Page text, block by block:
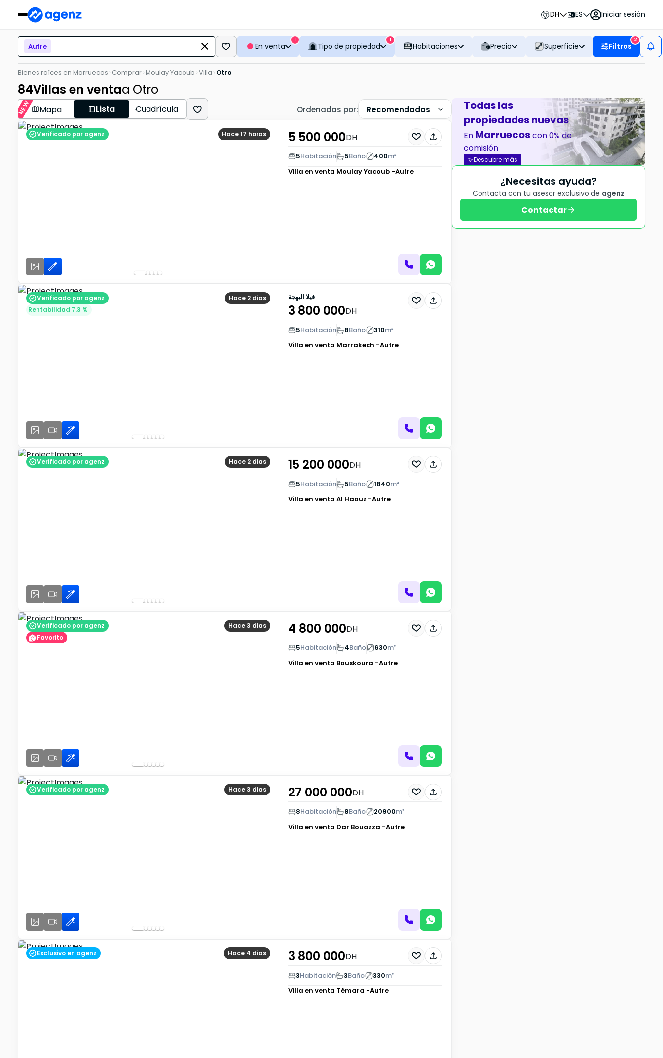
DH ES Iniciar sesión
Autre En venta
1
Tipo de propiedad
1
Habitaciones Precio Superficie Filtros
2
Bienes raíces en Marruecos Comprar Moulay Yacoub Villa Otro
84Villas en ventaa Otro
NEW Mapa Lista Cuadrícula Ordenadas por: Recomendadas
Hace 17 horas
Verificado por agenz 5 500 000DH
5Habitación 5Baño 400m²
Villa en venta Moulay Yacoub -Autre
Hace 2 días
Verificado por agenz
Rentabilidad 7.3 %
فيلا البهجة
3 800 000DH
5Habitación 8Baño 310m²
Villa en venta Marrakech -Autre
Hace 2 días
Verificado por agenz 15 200 000DH
5Habitación 5Baño 1840m²
Villa en venta Al Haouz -Autre
Hace 3 días
Verificado por agenz
Favorito
4 800 000DH
5Habitación 4Baño 630m²
Villa en venta Bouskoura -Autre
Hace 3 días
Verificado por agenz 27 000 000DH
8Habitación 8Baño 20900m²
Villa en venta Dar Bouazza -Autre
Hace 4 días
Exclusivo en agenz 3 800 000DH
3Habitación 3Baño 330m²
Villa en venta Témara -Autre
Todas las
propiedades nuevas
En Marruecoscon 0% de
comisión
Descubre más
¿Necesitas ayuda?
Contacta con tu asesor exclusivo de agenz
Contactar